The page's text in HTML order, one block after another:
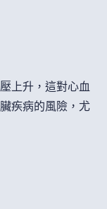
上升，這對心血
疾病的風險，尤